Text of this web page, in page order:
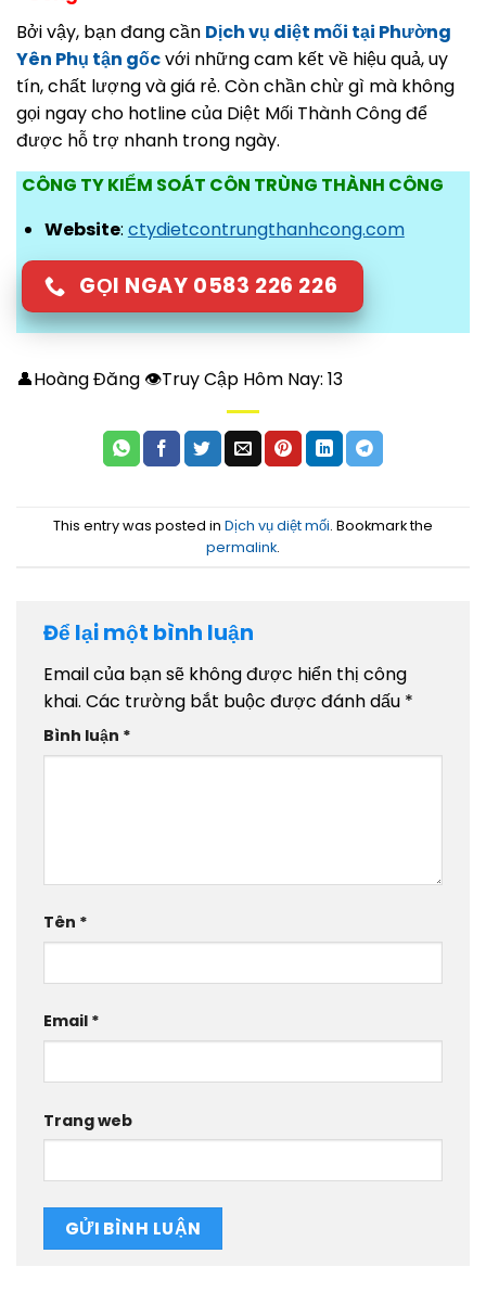
Bởi vậy, bạn đang cần Dịch vụ diệt mối tại Phường
Yên Phụ tận gốcvới những cam kết về hiệu quả, uy
tín, chất lượng và giá rẻ. Còn chần chừ gì mà không
gọi ngay cho hotline của Diệt Mối Thành Công để
được hỗ trợ nhanh trong ngày.
CÔNG TY KIỂM SOÁT CÔN TRÙNG THÀNH CÔNG
Website: ctydietcontrungthanhcong.com
GỌI NGAY 0583 226 226
👤Hoàng Đăng 👁Truy Cập Hôm Nay: 13
This entry was posted in Dịch vụ diệt mối. Bookmark the
permalink.
Để lại một bình luận
Email của bạn sẽ không được hiển thị công
khai. Các trường bắt buộc được đánh dấu *
Bình luận *
Tên *
Email *
Trang web